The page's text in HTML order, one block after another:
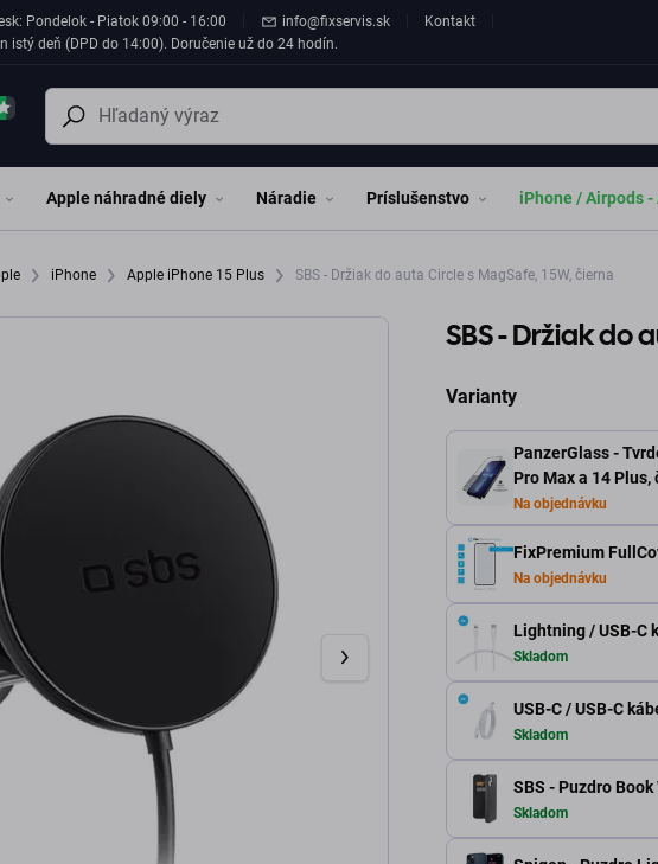
Pondelok - Piatok 09:00 - 16:00 info@fixservis.sk
Kontakt
istý deň (DPD do 14:00). Doručenie už do 24 hodín.
Apple náhradné diely Náradie Príslušenstvo iPhone / Airpods -
iPhone Apple iPhone 15 Plus SBS - Držiak do auta Circle s MagSafe, 15W, čierna
SBS - Držiak do
Varianty
PanzerGlass -
Pro Max a 14 Plus,
Na objednávku
FixPremium
Na objednávku
Lightning / USB-C
Skladom
USB-C / USB-C
Skladom
SBS - Puzdro
Skladom